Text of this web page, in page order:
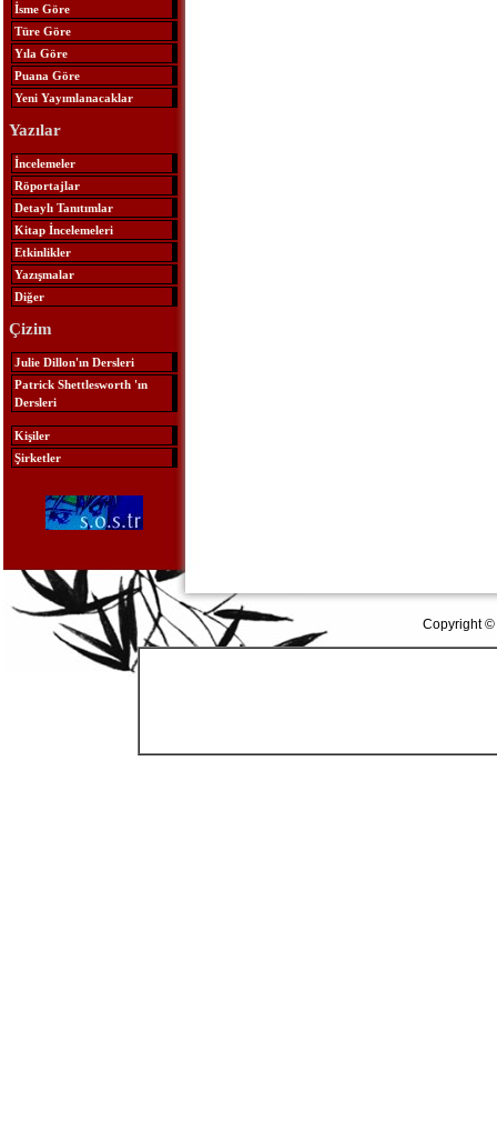
İsme Göre
Türe Göre
Yıla Göre
Puana Göre
Yeni Yayımlanacaklar
Yazılar
İncelemeler
Röportajlar
Detaylı Tanıtımlar
Kitap İncelemeleri
Etkinlikler
Yazışmalar
Diğer
Çizim
Julie Dillon'ın Dersleri
Patrick Shettlesworth 'ın
Dersleri
Kişiler
Şirketler
Copyright ©